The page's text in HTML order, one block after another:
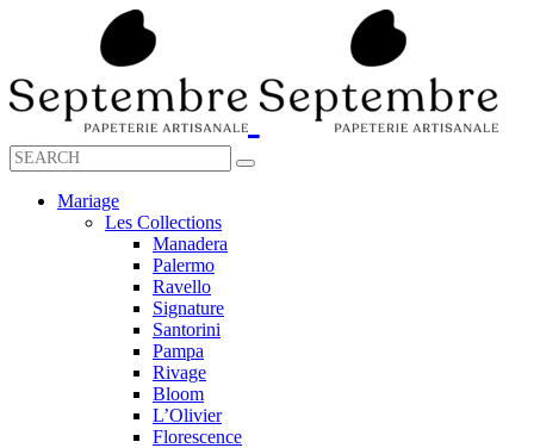
Mariage
Les Collections
Manadera
Palermo
Ravello
Signature
Santorini
Pampa
Rivage
Bloom
L’Olivier
Florescence